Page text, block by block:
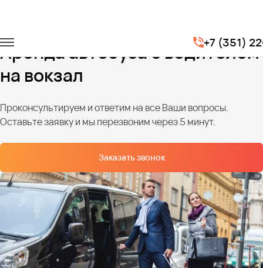
+7 (351)
Аренда автобуса с водителем
на вокзал
Проконсультируем и ответим на все Ваши вопросы.
Оставьте заявку и мы перезвоним через 5 минут.
Заказать звонок